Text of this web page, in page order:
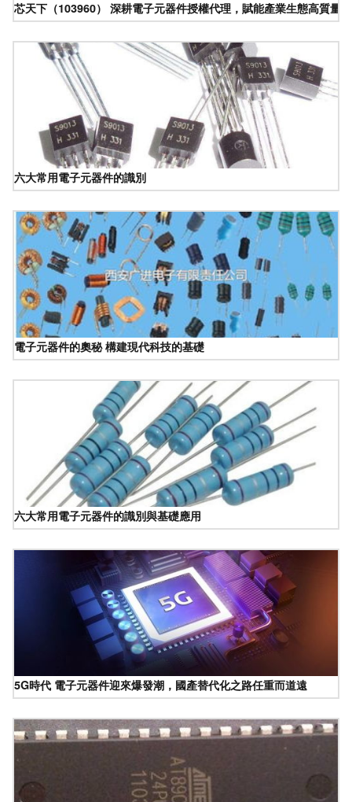
芯天下（103960） 深耕電子元器件授權代理，賦能產業生態高質量
六大常用電子元器件的識別
電子元器件的奧秘 構建現代科技的基礎
六大常用電子元器件的識別與基礎應用
5G時代 電子元器件迎來爆發潮，國產替代化之路任重而道遠